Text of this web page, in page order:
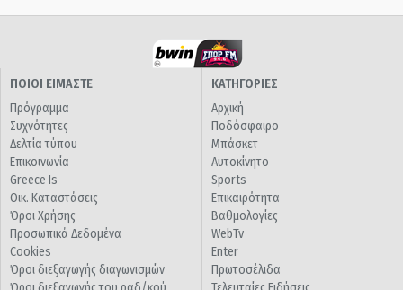
ΠΟΙΟΙ ΕΙΜΑΣΤΕ
Πρόγραμμα
Συχνότητες
Δελτία τύπου
Επικοινωνία
Greece Is
Οικ. Καταστάσεις
Όροι Χρήσης
Προσωπικά Δεδομένα
Cookies
Όροι διεξαγωγής διαγωνισμών
ΚΑΤΗΓΟΡΙΕΣ
Αρχική
Ποδόσφαιρο
Μπάσκετ
Αυτοκίνητο
Sports
Επικαιρότητα
Βαθμολογίες
WebTv
Enter
Πρωτοσέλιδα